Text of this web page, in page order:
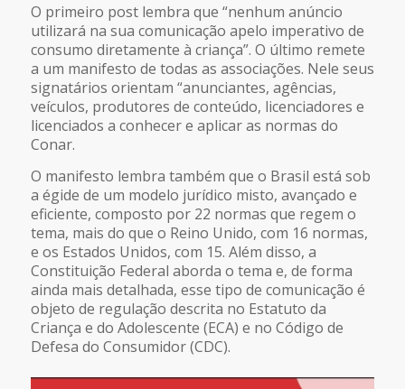
O primeiro post lembra que “nenhum anúncio
utilizará na sua comunicação apelo imperativo de
consumo diretamente à criança”. O último remete
a um manifesto de todas as associações. Nele seus
signatários orientam “anunciantes, agências,
veículos, produtores de conteúdo, licenciadores e
licenciados a conhecer e aplicar as normas do
Conar.
O manifesto lembra também que o Brasil está sob
a égide de um modelo jurídico misto, avançado e
eficiente, composto por 22 normas que regem o
tema, mais do que o Reino Unido, com 16 normas,
e os Estados Unidos, com 15. Além disso, a
Constituição Federal aborda o tema e, de forma
ainda mais detalhada, esse tipo de comunicação é
objeto de regulação descrita no Estatuto da
Criança e do Adolescente (ECA) e no Código de
Defesa do Consumidor (CDC).